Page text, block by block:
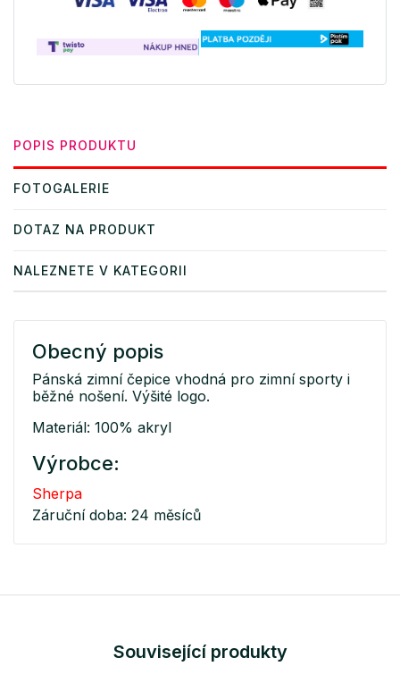
POPIS PRODUKTU
FOTOGALERIE
DOTAZ NA PRODUKT
NALEZNETE V KATEGORII
Obecný popis
Pánská zimní čepice vhodná pro zimní sporty i
běžné nošení. Výšité logo.
Materiál: 100% akryl
Výrobce:
Sherpa
Záruční doba: 24 měsíců
Související produkty